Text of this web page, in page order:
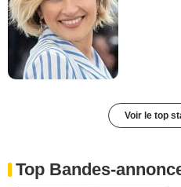
Voir le top
Top Bandes-